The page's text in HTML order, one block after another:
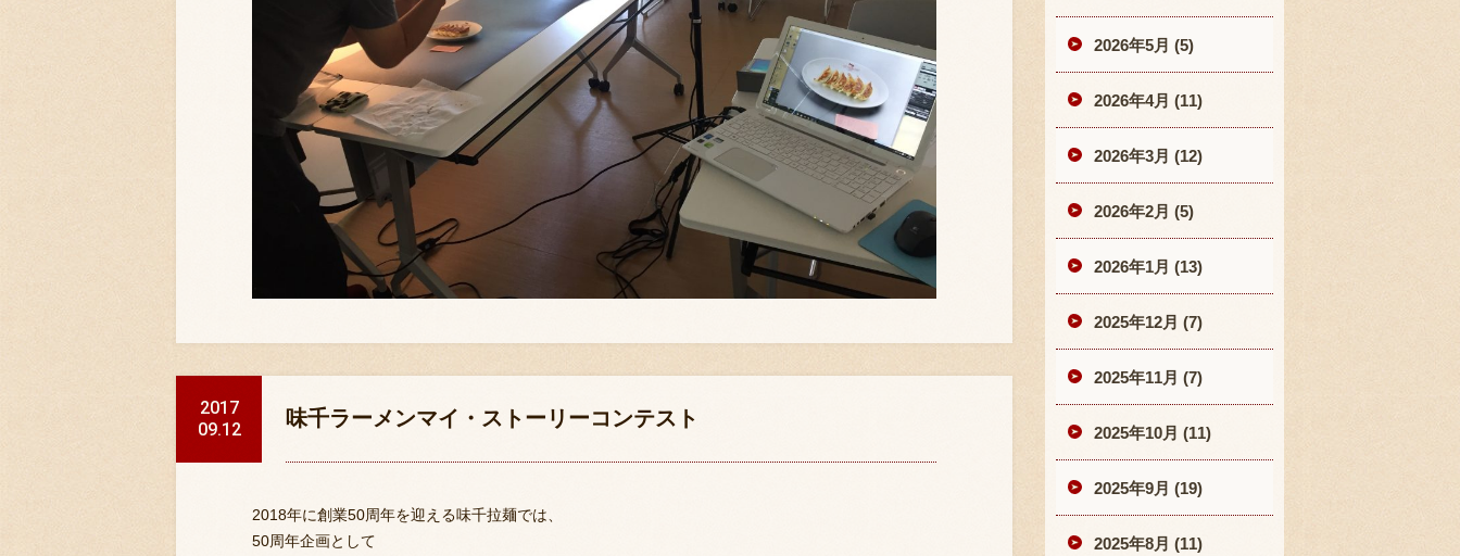
2017
09.12
味千ラーメンマイ・ストーリーコンテスト
2018年に創業50周年を迎える味千拉麺では、
50周年企画として
2026年5月 (5)
2026年4月 (11)
2026年3月 (12)
2026年2月 (5)
2026年1月 (13)
2025年12月 (7)
2025年11月 (7)
2025年10月 (11)
2025年9月 (19)
2025年8月 (11)